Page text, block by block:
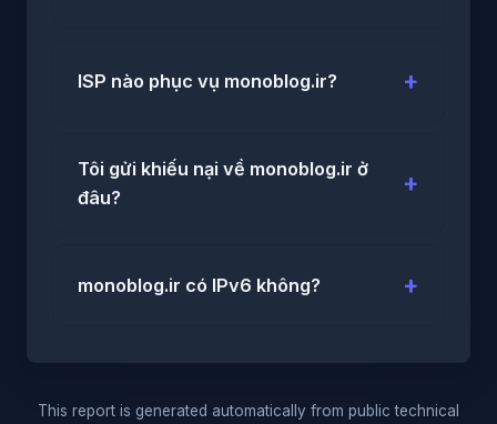
ISP nào phục vụ monoblog.ir?
Tôi gửi khiếu nại về monoblog.ir ở
đâu?
monoblog.ir có IPv6 không?
This report is generated automatically from public technical